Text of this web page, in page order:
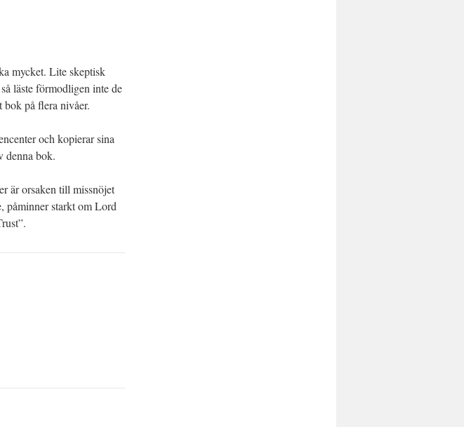
mycket. Lite skeptisk
läste förmodligen inte de
bok på flera nivåer.
och kopierar sina
denna bok.
är orsaken till missnöjet
påminner starkt om Lord